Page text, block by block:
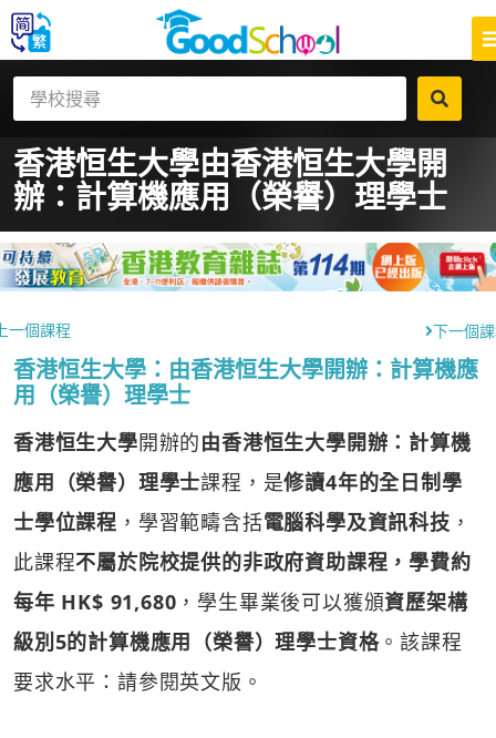
香港恒生大學由香港恒生大學開
辦：計算機應用（榮譽）理學士
一個課程 下一個
香港恒生大學：由香港恒生大學開辦：計算機應
用（榮譽）理學士
香港恒生大學開辦的由香港恒生大學開辦：計算機
應用（榮譽）理學士課程，是修讀4年的全日制學
士學位課程 ，學習範疇含括電腦科學及資訊科技 ，
此課程不屬於院校提供的非政府資助課程，學費約
每年 HK$ 91,680 ，學生畢業後可以獲頒資歷架構
級別5的計算機應用（榮譽）理學士資格。該課程
要求水平：請參閱英文版。